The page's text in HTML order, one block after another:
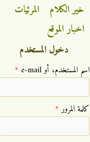
خير الكلام
المرئيات
اخبار الموقع
دخول المستخدم
‏اسم المستخدم، أو e-mail ‏ *
‏كلمة المرور ‏*